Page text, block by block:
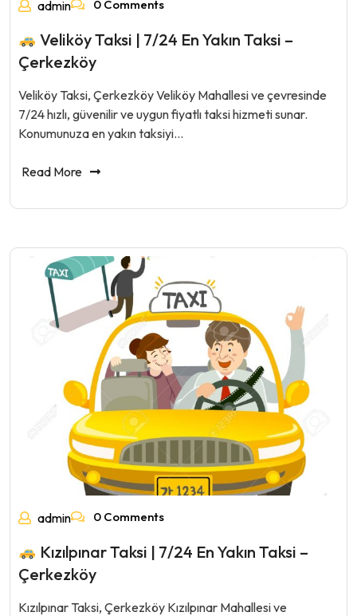
admin 0 Comments
Veliköy Taksi | 7/24 En Yakın Taksi –
Çerkezköy
Veliköy Taksi, Çerkezköy Veliköy Mahallesi ve çevresinde
7/24 hızlı, güvenilir ve uygun fiyatlı taksi hizmeti sunar.
Konumunuza en yakın taksiyi…
Read More
admin 0 Comments
Kızılpınar Taksi | 7/24 En Yakın Taksi –
Çerkezköy
Kızılpınar Taksi, Çerkezköy Kızılpınar Mahallesi ve